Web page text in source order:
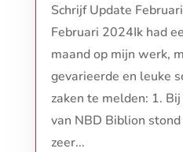
Schrijf Update
Februari 2024Ik had
maand op mijn werk,
gevarieerde en leuke
zaken te melden: 1.
van NBD Biblion
zeer...